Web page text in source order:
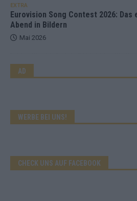
EXTRA
Eurovision Song Contest 2026:
Abend in Bildern
Mai 2026
AD
WERBE BEI UNS!
CHECK UNS AUF FACEBOOK